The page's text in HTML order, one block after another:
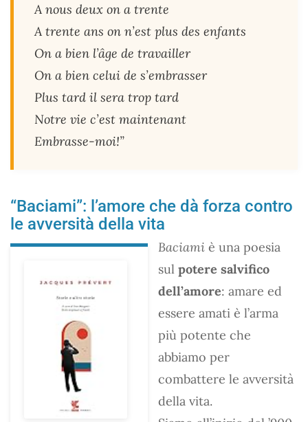
A nous deux on a trente
A trente ans on n’est plus des enfants
On a bien l’âge de travailler
On a bien celui de s’embrasser
Plus tard il sera trop tard
Notre vie c’est maintenant
Embrasse-moi!”
“Baciami”: l’amore che dà forza contro
le avversità della vita
Baciami è una poesia
sul potere salvifico
dell’amore: amare ed
essere amati è l’arma
più potente che
abbiamo per
combattere le avversità
della vita.